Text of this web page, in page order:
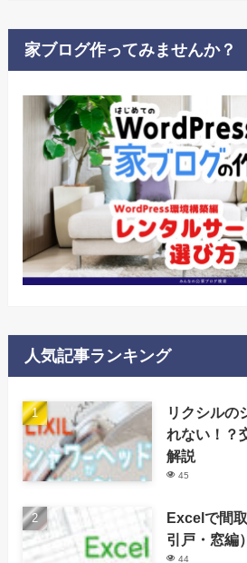
家ブログ作ってみませんか？
人気記事ランキング
リクシルの
れない！？
解説
45
Excelで間
引戸・窓編
44